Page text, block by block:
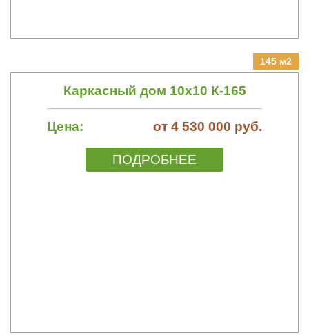
145 м2
Каркасный дом 10х10 К-165
Цена: от 4 530 000 руб.
ПОДРОБНЕЕ